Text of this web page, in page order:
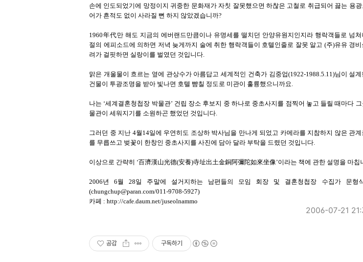
손에 인도되었기에 망정이지 귀중한 문화재가 자칫 잘못했으면 하찮은 고철로 취급되어 끓는 용광
어가 흔적도 없이 사라질 뻔 하지 않았겠습니까?
1960年代만 해도 지금의 에버랜드만큼이나 유명세를 떨치던 안양유원지인지라 행락객들로 넘쳐
절의 에피소드에 의하면 저녁 늦게까지 술에 취한 행락객들이 호텔인줄로 잘못 알고 (주)유유 경비
려가 걸핏하면 실랑이를 벌였던 것입니다.
맑은 개울물이 흐르는 옆에 관상수가 아름답고 세계적인 건축가 김중업(1922-1988.5.11)님이 설
건물이 투광조명을 받아 빛나면 호텔 뺨칠 정도로 미관이 훌륭했으니까요.
나는 ‘세계결혼청첩장 박물관’ 건립 장소 후보지 중 하나로 중초사지를 점찍어 놓고 들릴 때마다
물관이 세워지기를 소원하곤 했었던 것입니다.
그러던 중 지난 4월14일에 우연히도 조상하 박사님을 만나게 되었고 카메라를 지참하지 않은 관계
를 무릅쓰고 벚꽃이 한창인 중초사지를 사진에 담아 달라 부탁을 드렸던 것입니다.
이상으로 간략히 ‘百濟漢山光德(安養)寺址出土金銅阿彌陀如來坐像’이라는 책에 관한 설명을 마칩
2006년 6월 28일 주말에 설거지하는 남편들의 모임 회장 및 결혼청첩장 수집가 문형
(chungchup@paran.com/011-9708-5927)
카페 : http://cafe.daum.net/juseolnammo
2006-07-21
공감 구독하기